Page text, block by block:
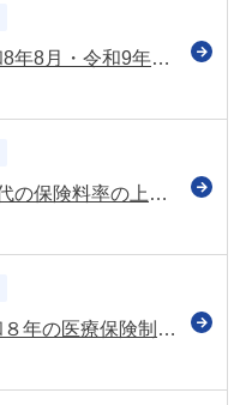
高額療養費制度の見直し（令和8年8月・令和9年8月～）の根拠となる健康保険法施行令等の一部改正政令を官報に公布 厚労省の専用ページも更新
令和8年の骨太の方針 現役世代の保険料率の上昇を止め引き下げていく方針などを示す
［令和８年６月５日公布］令和８年の医療保険制度改正法